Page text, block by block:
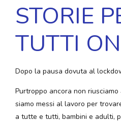
STORIE
TUTTI
Dopo la pausa dovuta al
Purtroppo ancora non
siamo messi al lavoro per
a tutte e tutti, bambini e adulti,